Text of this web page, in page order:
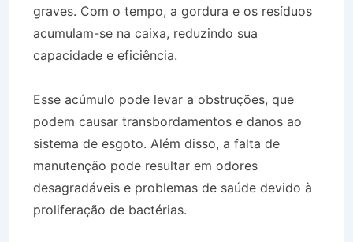
graves. Com o tempo, a gordura e os resíduos
acumulam-se na caixa, reduzindo sua
capacidade e eficiência.
Esse acúmulo pode levar a obstruções, que
podem causar transbordamentos e danos ao
sistema de esgoto. Além disso, a falta de
manutenção pode resultar em odores
desagradáveis e problemas de saúde devido à
proliferação de bactérias.